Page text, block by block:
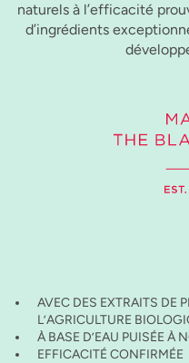
naturels à l’efficacité
d’ingrédients
AVEC DES EXTRAITS DE
L’AGRICULTURE
À BASE D’EAU PUISÉE À
EFFICACITÉ CONFIRMÉE